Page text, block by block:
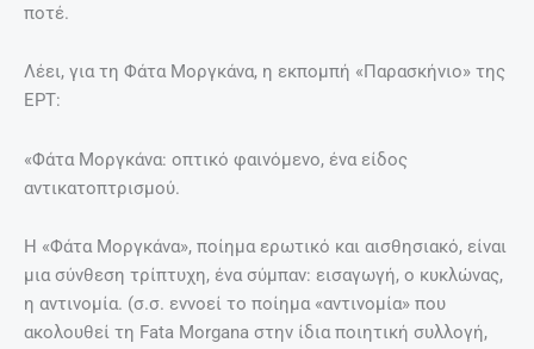
ποτέ.
Λέει, για τη Φάτα Μοργκάνα, η εκπομπή «Παρασκήνιο» της
ΕΡΤ:
«Φάτα Μοργκάνα: οπτικό φαινόμενο, ένα είδος
αντικατοπτρισμού.
Η «Φάτα Μοργκάνα», ποίημα ερωτικό και αισθησιακό, είναι
μια σύνθεση τρίπτυχη, ένα σύμπαν: εισαγωγή, ο κυκλώνας,
η αντινομία. (σ.σ. εννοεί το ποίημα «αντινομία» που
ακολουθεί τη Fata Morgana στην ίδια ποιητική συλλογή,